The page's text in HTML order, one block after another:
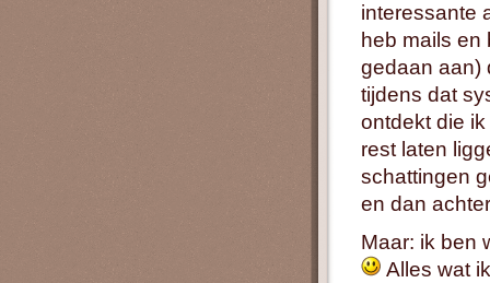
interessante
heb mails
gedaan aan)
tijdens dat
ontdekt die
rest laten
schattingen
en dan
Maar: ik ben
Alles wat